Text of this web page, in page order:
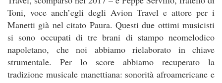
Toni, voce anch’egli degli Avion Travel e attore per i
Manetti già nel citato Paura. Questi due ottimi musicisti
si sono occupati di tre brani di stampo neomelodico
napoletano, che noi abbiamo rielaborato in chiave
strumentale. Per lo score abbiamo recuperato la
tradizione musicale manettiana: sonorità afroamericane e